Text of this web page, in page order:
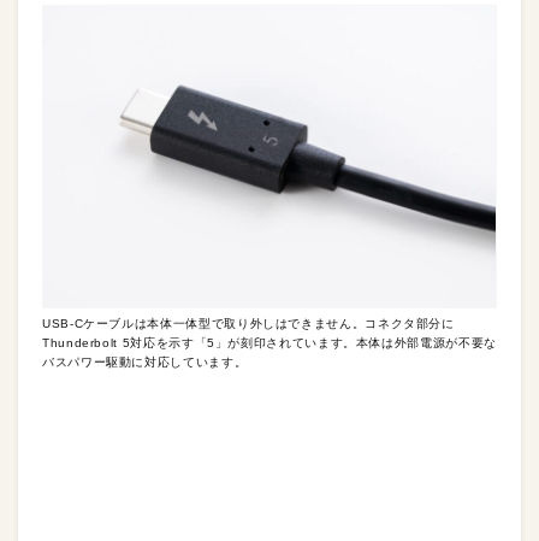
USB-Cケーブルは本体一体型で取り外しはできません。コネクタ部分に
Thunderbolt 5対応を示す「5」が刻印されています。本体は外部電源が不要な
バスパワー駆動に対応しています。